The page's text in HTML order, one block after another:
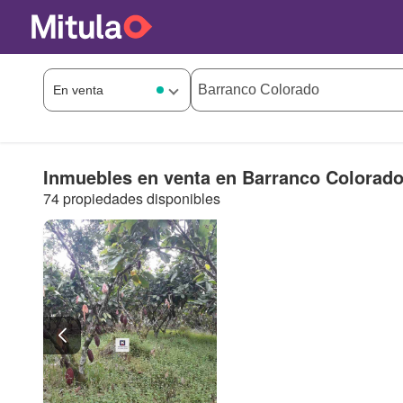
Inmuebles en venta en Barranco Colorado
74 propiedades disponibles